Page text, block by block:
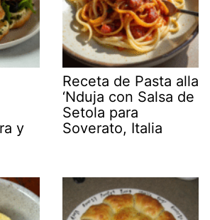
y
Receta de Pasta alla
‘Nduja con Salsa de
Setola para
Soverato, Italia